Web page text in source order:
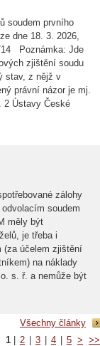
soudem prvního
dne 18. 3. 2026,
14 Poznámka: Jde
zjištění soudu
stav, z nějž v
právní názor je mj.
2 Ústavy České
zálohy
soudem
měly být
je třeba i
(za účelem zjištění
na náklady
s. ř. a nemůže být
Všechny články
1 2 3 4 5 > >>